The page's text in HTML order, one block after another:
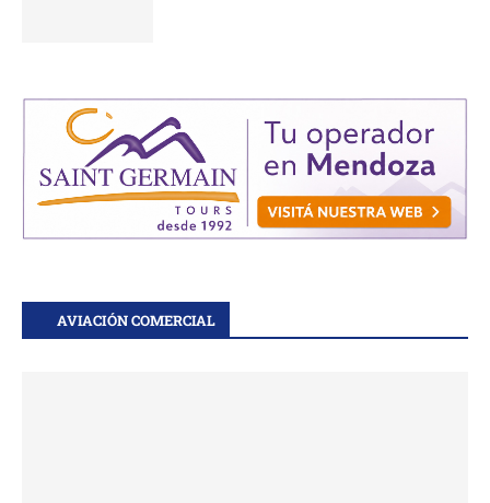
AVIACIÓN COMERCIAL